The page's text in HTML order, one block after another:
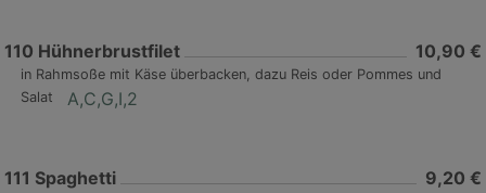
110 Hühnerbrustfilet 10,90 €
in Rahmsoße mit Käse überbacken, dazu Reis oder Pommes und
Salat
A,C,G,I,2
111 Spaghetti 9,20 €